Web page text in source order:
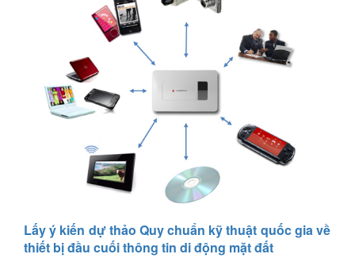
Lấy ý kiến dự thảo Quy chuẩn kỹ thuật quốc gia về
thiết bị đầu cuối thông tin di động mặt đất